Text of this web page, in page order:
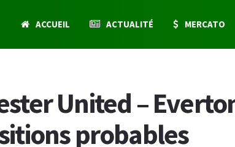
ACCUEIL ACTUALITÉ MERCATO
United –
probables